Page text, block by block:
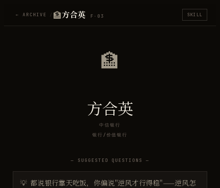
← ARCHIVE / 🏦方合英 F· 03 SKILL
🏦
方合英
中信银行
银行/价值银行
— SUGGESTED QUESTIONS —
💡 都说银行靠天吃饭，你偏说"逆风才行得稳"——逆风怎